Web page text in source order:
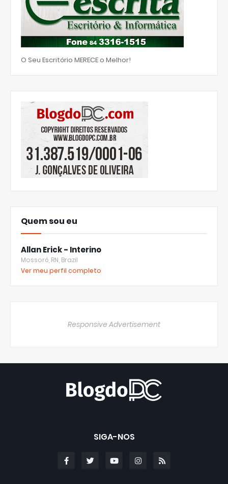
O Seu Escritório MERECE o Melhor!
Quem sou eu
Allan Erick - Interino
Mossoró, RN, Brazil
Ver meu perfil completo
Responsive Advertisement
SIGA-NOS